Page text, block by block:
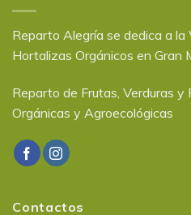
Reparto Alegría se dedica a la
Hortalizas Orgánicos en Gran
Reparto de Frutas, Verduras
Orgánicas y Agroecológicas
Contactos